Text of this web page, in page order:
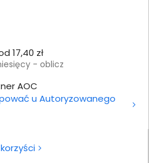
17,40 zł
- oblicz
AOC
u Autoryzowanego